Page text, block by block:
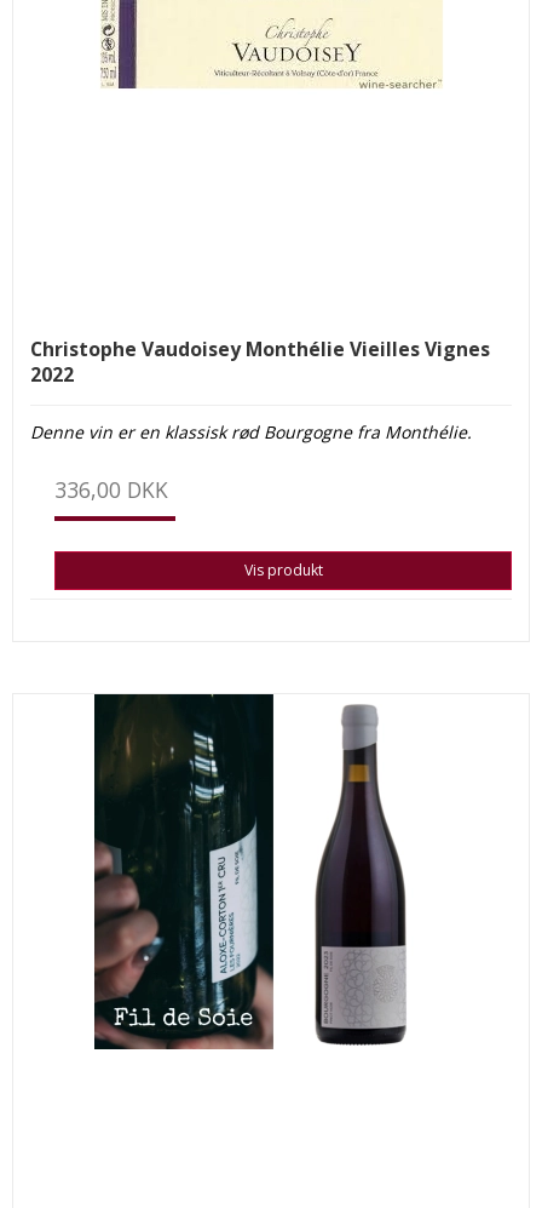
Christophe Vaudoisey Monthélie Vieilles Vignes
2022
Denne vin er en klassisk rød Bourgogne fra Monthélie.
336,00 DKK
Vis produkt